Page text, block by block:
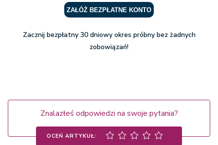
ZAŁÓŻ BEZPŁATNE KONTO
Zacznij bezpłatny 30 dniowy okres próbny bez żadnych
zobowiązań!
Znalazłeś odpowiedzi na swoje pytania?
OCEŃ ARTYKUŁ: